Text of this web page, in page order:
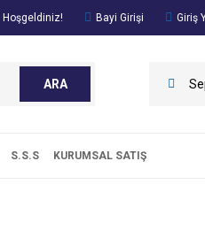
Hoşgeldiniz! Bayi Girişi Giriş
ARA
S.S.S KURUMSAL SATIŞ